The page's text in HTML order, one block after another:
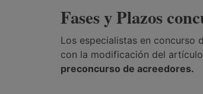
Fases y Plazos
Los especialistas en concurso
con la modificación del
preconcurso de acreedores.